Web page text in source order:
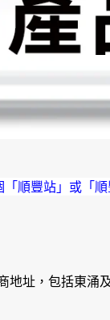
順豐站」或「順
地址，包括東涌